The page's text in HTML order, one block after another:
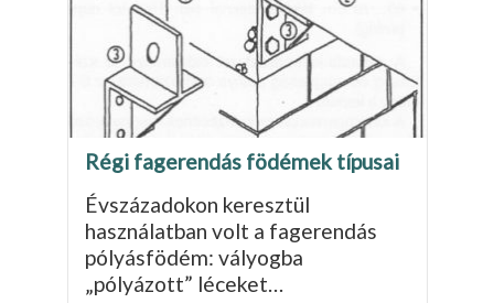
Régi fagerendás födémek típusai
Évszázadokon keresztül
használatban volt a fage­rendás
pólyásfödém: vályogba
„pólyázott” léce­ket…